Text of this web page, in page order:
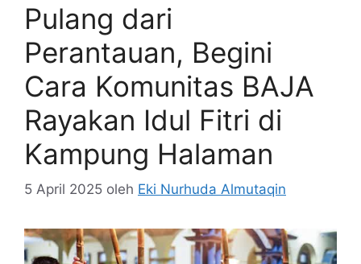
Pulang dari
Perantauan, Begini
Cara Komunitas BAJA
Rayakan Idul Fitri di
Kampung Halaman
5 April 2025 oleh Eki Nurhuda Almutaqin